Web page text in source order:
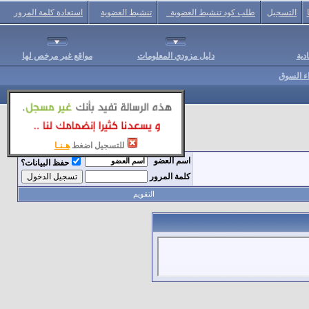
للتسجيل اضغط هـنـا
التسجيل طلب كود تنشيط العضوية تنشيط العضوية استعادة كلمة المرور
دليل مزودي المعلومات مواقع غير مرخص لها
السوق
اسم العضو
حفظ البيانات؟
كلمة المرور
التقويم